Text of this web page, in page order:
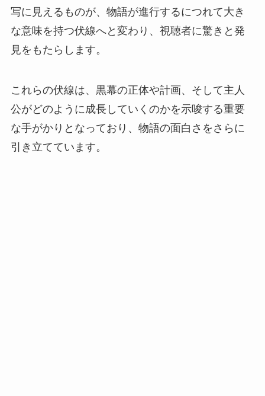
写に見えるものが、物語が進行するにつれて大き
な意味を持つ伏線へと変わり、視聴者に驚きと発
見をもたらします。
これらの伏線は、黒幕の正体や計画、そして主人
公がどのように成長していくのかを示唆する重要
な手がかりとなっており、物語の面白さをさらに
引き立てています。